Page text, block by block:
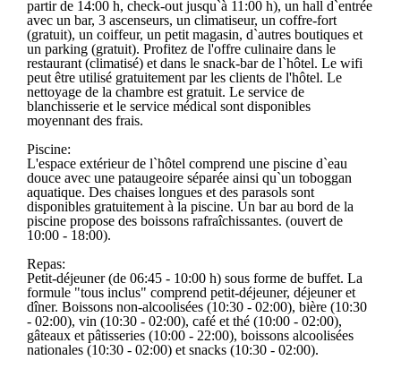
partir de 14:00 h, check-out jusqu`à 11:00 h), un hall d`entrée
avec un bar, 3 ascenseurs, un climatiseur, un coffre-fort
(gratuit), un coiffeur, un petit magasin, d`autres boutiques et
un parking (gratuit). Profitez de l'offre culinaire dans le
restaurant (climatisé) et dans le snack-bar de l`hôtel. Le wifi
peut être utilisé gratuitement par les clients de l'hôtel. Le
nettoyage de la chambre est gratuit. Le service de
blanchisserie et le service médical sont disponibles
moyennant des frais.
Piscine:
L'espace extérieur de l`hôtel comprend une piscine d`eau
douce avec une pataugeoire séparée ainsi qu`un toboggan
aquatique. Des chaises longues et des parasols sont
disponibles gratuitement à la piscine. Un bar au bord de la
piscine propose des boissons rafraîchissantes. (ouvert de
10:00 - 18:00).
Repas:
Petit-déjeuner (de 06:45 - 10:00 h) sous forme de buffet. La
formule "tous inclus" comprend petit-déjeuner, déjeuner et
dîner. Boissons non-alcoolisées (10:30 - 02:00), bière (10:30
- 02:00), vin (10:30 - 02:00), café et thé (10:00 - 02:00),
gâteaux et pâtisseries (10:00 - 22:00), boissons alcoolisées
nationales (10:30 - 02:00) et snacks (10:30 - 02:00).